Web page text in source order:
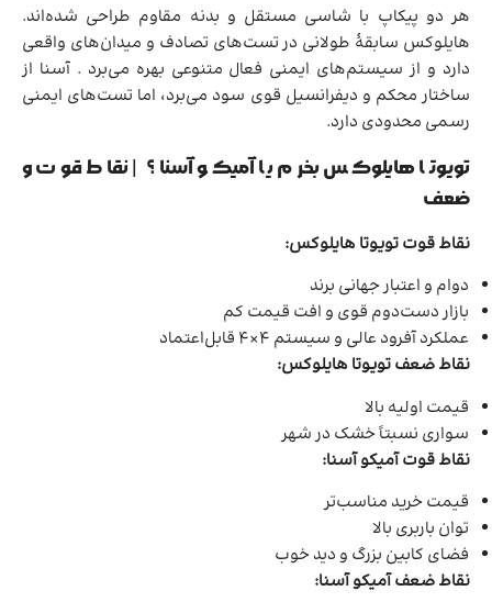
هر دو پیکاپ با شاسی مستقل و بدنه مقاوم طراحی شده‌اند.
هایلوکس سابقهٔ طولانی در تست‌های تصادف و میدان‌های واقعی
دارد و از سیستم‌های ایمنی فعال متنوعی بهره می‌برد . آسنا از
ساختار محکم و دیفرانسیل قوی سود می‌برد، اما تست‌های ایمنی
رسمی محدودی دارد.
تویوتا هایلوکس بخرم یا آمیکو آسنا؟ | نقاط قوت و
ضعف
نقاط قوت تویوتا هایلوکس:
دوام و اعتبار جهانی برند
بازار دست‌دوم قوی و افت قیمت کم
عملکرد آفرود عالی و سیستم 4×4 قابل‌اعتماد
نقاط ضعف تویوتا هایلوکس:
قیمت اولیه بالا
سواری نسبتاً خشک در شهر
نقاط قوت آمیکو آسنا:
قیمت خرید مناسب‌تر
توان باربری بالا
فضای کابین بزرگ و دید خوب
نقاط ضعف آمیکو آسنا: